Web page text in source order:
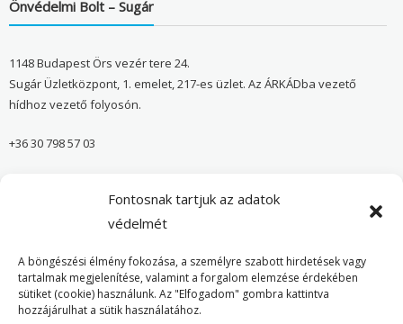
Fontosnak tartjuk az adatok
védelmét
A böngészési élmény fokozása, a személyre szabott hirdetések vagy
tartalmak megjelenítése, valamint a forgalom elemzése érdekében
sütiket (cookie) használunk. Az "Elfogadom" gombra kattintva
hozzájárulhat a sütik használatához.
Önvédelmi Bolt – Sugár
1148 Budapest Örs vezér tere 24.
Sugár Üzletközpont, 1. emelet, 217-es üzlet. Az ÁRKÁDba vezető
hídhoz vezető folyosón.
+36 30 798 57 03
Önvédelmi Bolt – Főoldal